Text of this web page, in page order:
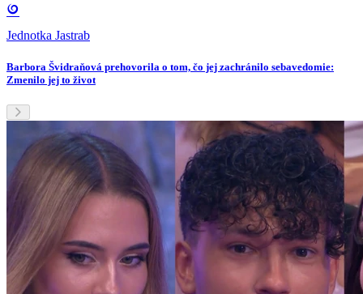
Jednotka Jastrab
Barbora Švidraňová prehovorila o tom, čo jej zachránilo sebavedomie:
Zmenilo jej to život